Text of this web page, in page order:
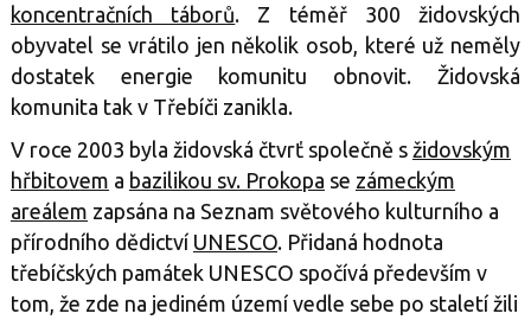
koncentračních táborů. Z téměř 300 židovských
obyvatel se vrátilo jen několik osob, které už neměly
dostatek energie komunitu obnovit. Židovská
komunita tak v Třebíči zanikla.
V roce 2003 byla židovská čtvrť společně s židovským
hřbitovem a bazilikou sv. Prokopa se zámeckým
areálem zapsána na Seznam světového kulturního a
přírodního dědictví UNESCO. Přidaná hodnota
třebíčských památek UNESCO spočívá především v
tom, že zde na jediném území vedle sebe po staletí žili